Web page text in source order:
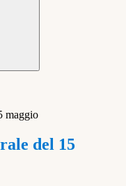
maggio
del 15